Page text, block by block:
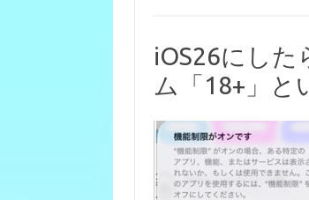
iOS26にした
ム「18+」と